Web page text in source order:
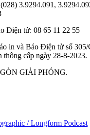
3.9294.091,
Điện tử: 08 65 11 22 55
in và Báo Điện tử số
cấp ngày 28-8-2023.
GIẢI PHÓNG.
/ Longform Podcast